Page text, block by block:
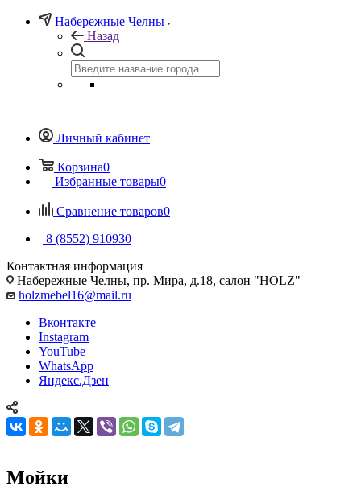
Набережные Челны
Назад
Личный кабинет
Корзина0
Избранные товары0
Сравнение товаров0
8 (8552) 910930
Контактная информация
Набережные Челны, пр. Мира, д.18, салон "HOLZ"
holzmebel16@mail.ru
Вконтакте
Instagram
YouTube
WhatsApp
Яндекс.Дзен
Мойки